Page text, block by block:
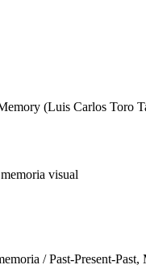
(Luis Carlos Toro
visual
/ Past-Present-